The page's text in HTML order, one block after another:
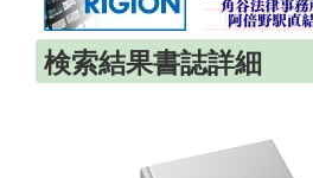
検索結果書誌詳細